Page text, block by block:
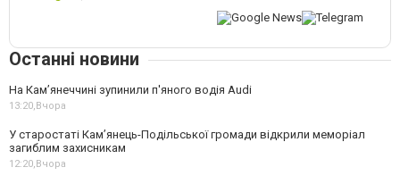
Останні новини
На Камʼянеччині зупинили п'яного водія Audi
13:20,Вчора
У старостаті Кам’янець-Подільської громади відкрили меморіал
загиблим захисникам
12:20,Вчора